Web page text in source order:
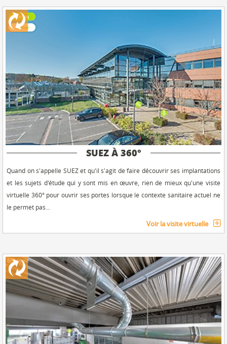
SUEZ À 360°
Quand on s'appelle SUEZ et qu'il s'agit de faire découvrir ses implantations
et les sujets d'étude qui y sont mis en œuvre, rien de mieux qu'une visite
virtuelle 360° pour ouvrir ses portes lorsque le contexte sanitaire actuel ne
le permet pas...
Voir la visite virtuelle